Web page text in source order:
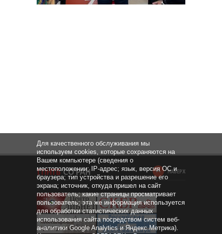
НАВЕРХ
Для качественного обслуживания мы
используем cookies, которые сохраняются на
Вашем компьютере (сведения о
местоположении; IP-адрес; язык, версия ОС и
браузера; тип устройства и разрешение его
экрана; источник, откуда пришел на сайт
пользователь; какие страницы просматривает
пользователь; эта же информация используется
для обработки статистических данных
использования сайта посредством систем веб-
аналитики Google Analytics и Яндекс.Метрика).